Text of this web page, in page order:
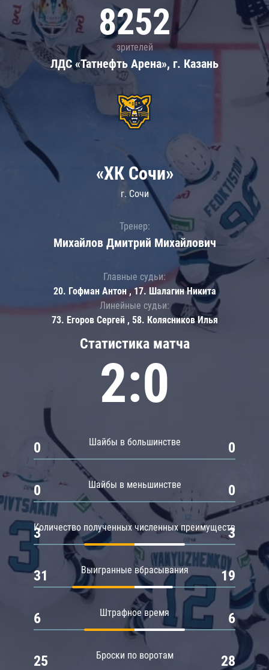
8252
зрителей
ЛДС «Татнефть Арена», г. Казань
Статистика матча
2:0
Шайбы в большинстве
0 0
Шайбы в меньшинстве
0 0
Количество полученных численных преимуществ
3 3
Выигранные вбрасывания
31 19
Штрафное время
6 6
Броски по воротам
25 28
«ХК Сочи»
г. Сочи
Тренер:
Михайлов Дмитрий Михайлович
Главные судьи:
20. Гофман Антон , 17. Шалагин Никита
Линейные судьи:
73. Егоров Сергей , 58. Колясников Илья